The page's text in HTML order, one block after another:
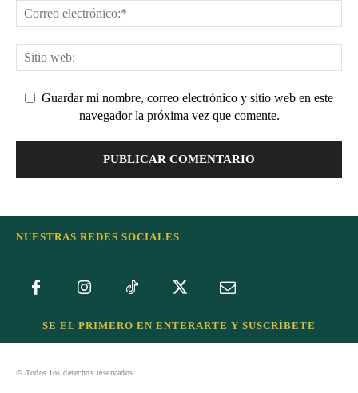
Guardar mi nombre, correo electrónico y sitio web en este
navegador la próxima vez que comente.
NUESTRAS REDES SOCIALES
SE EL PRIMERO EN ENTERARTE Y SUSCRÍBETE
© Todos los derechos reservados.